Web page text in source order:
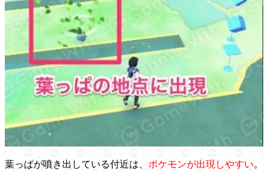
葉っぱが噴き出している付近は、 ポケモンが出現しやすい。